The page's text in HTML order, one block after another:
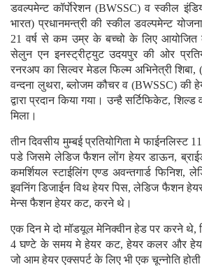
डवल्पमेन्ट कॉर्पाेरेशन (BWSSC) व स्कील
भारत) प्रधानमन्त्री की स्कील डवल्पमेन्ट
21 वर्ष से कम उम्र के बच्चो के लिए
सेलुन एन इनस्ट्रीट्युट उदयपुर की ओर
रनरअप का सिल्वर मेडल फिल्म अभिनेत्री शिबा,
वन्दना लुथरा, ब्लोजम कौचर व (BWSSC) की
द्वारा प्रदान किया गया। उन्है सर्टिफिकेट,
मिला।
तीन दिवसीय मुम्बई प्रतियोगिता मे फाईनलिस्ट
पडे जिसमे लेडिज फैशन लोंग हेयर डाऊन,
कमर्शियल स्टाईलिंग एण्ड अवन्तगार्ड फिनिश,
इवनिंग डिजाईन विथ हेयर पिस, लेडिज फैशन
मेन्स फैशन हेयर कट, करने थे।
एक दिन मे दो मॉडयूल मेनिक्वीन हेड पर करने थे,
4 घण्टे के समय मे हेयर कट, हेयर कलर और हेयर
जो आम हेयर एक्सपर्ट के लिए भी एक चून्नोति